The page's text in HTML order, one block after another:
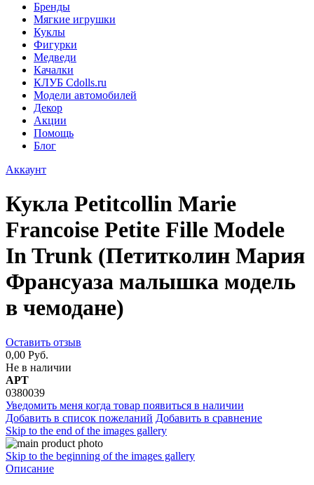
Бренды
Мягкие игрушки
Куклы
Фигурки
Медведи
Качалки
КЛУБ Cdolls.ru
Модели автомобилей
Декор
Акции
Помощь
Блог
Аккаунт
Кукла Petitcollin Marie
Francoise Petite Fille Modele
In Trunk (Петитколин Мария
Франсуаза малышка модель
в чемодане)
Оставить отзыв
0,00 Руб.
Не в наличии
АРТ
0380039
Уведомить меня когда товар появиться в наличии
Добавить в список пожеланий Добавить в сравнение
Skip to the end of the images gallery
Skip to the beginning of the images gallery
Описание